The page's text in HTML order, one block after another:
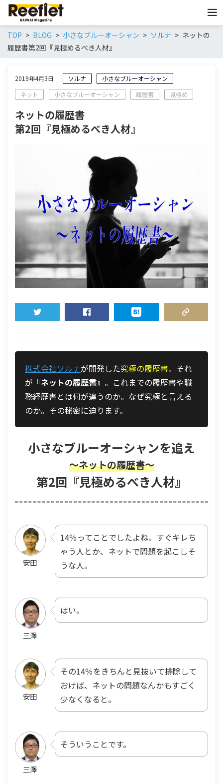
TOP BLOG 小さなブルーオーシャン ソルナ
ネットの
履歴書第2回『見極めるべき人材』
2019年4月3日 ソルナ
小さなブルーオーシャン
ネット
小さなブルーオーシャン 履歴書 見極め
ネットの履歴書
第2回『見極めるべき人材』
株式会社ソルナが開発した究極の履歴書。それ
が 『ネットの履歴書』 。 これまでの履歴書や職
務経歴書とは何が違うのか。 なぜ究極と言える
のか。その秘密に迫ります。
小さなブルーオーシャンを追え
〜ネットの履歴書〜
第2回『見極めるべき人材』
安田
14％ってことでしたよね。すぐキレち
ゃう人とか、ネットで問題を起こしそ
うな人。
三澤
はい。
安田
その14％をきちんと見抜いて排除して
おけば、ネットの問題なんかもすごく
少なくなると。
三澤
そういうことです。